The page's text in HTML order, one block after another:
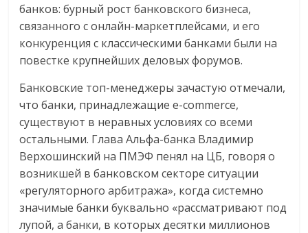
банков: бурный рост банковского бизнеса,
связанного с онлайн-маркетплейсами, и его
конкуренция с классическими банками были на
повестке крупнейших деловых форумов.
Банковские топ-менеджеры зачастую отмечали,
что банки, принадлежащие e-commerce,
существуют в неравных условиях со всеми
остальными. Глава Альфа-банка Владимир
Верхошинский на ПМЭФ пенял на ЦБ, говоря о
возникшей в банковском секторе ситуации
«регуляторного арбитража», когда системно
значимые банки буквально «рассматривают под
лупой, а банки, в которых десятки миллионов